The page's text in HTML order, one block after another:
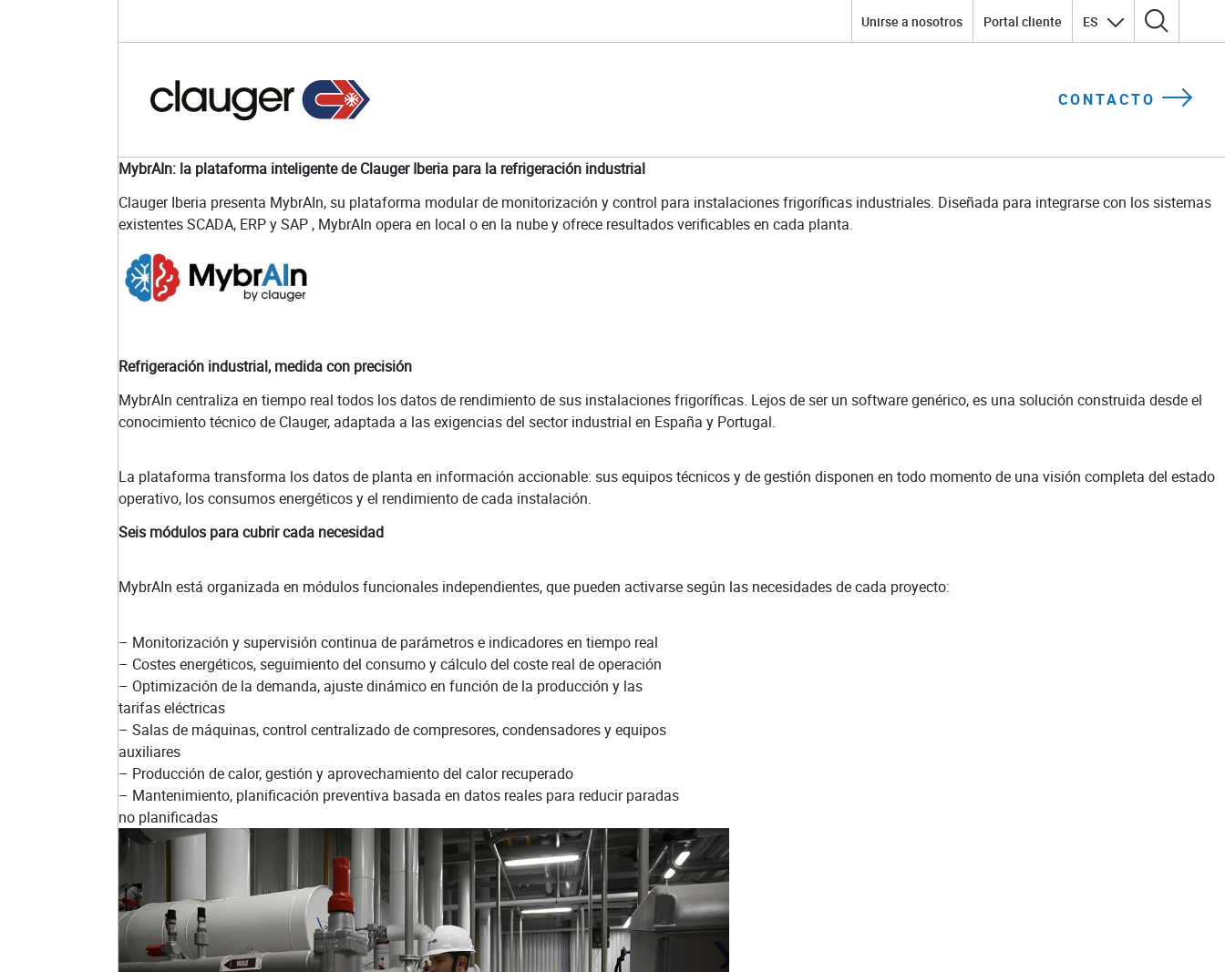
Unirse a nosotros Portal cliente ES Search for:
CONTACTO
MybrAIn: la plataforma inteligente de Clauger Iberia para la refrigeración industrial
Clauger Iberia presenta MybrAIn, su plataforma modular de monitorización y control para instalaciones frigoríficas industriales. Diseñada para integrarse con los sistemas
existentes SCADA, ERP y SAP , MybrAIn opera en local o en la nube y ofrece resultados verificables en cada planta.
Refrigeración industrial, medida con precisión
MybrAIn centraliza en tiempo real todos los datos de rendimiento de sus instalaciones frigoríficas. Lejos de ser un software genérico, es una solución construida desde el
conocimiento técnico de Clauger, adaptada a las exigencias del sector industrial en España y Portugal.
La plataforma transforma los datos de planta en información accionable: sus equipos técnicos y de gestión disponen en todo momento de una visión completa del estado
operativo, los consumos energéticos y el rendimiento de cada instalación.
Seis módulos para cubrir cada necesidad
MybrAIn está organizada en módulos funcionales independientes, que pueden activarse según las necesidades de cada proyecto:
– Monitorización y supervisión continua de parámetros e indicadores en tiempo real
– Costes energéticos, seguimiento del consumo y cálculo del coste real de operación
– Optimización de la demanda, ajuste dinámico en función de la producción y las
tarifas eléctricas
– Salas de máquinas, control centralizado de compresores, condensadores y equipos
auxiliares
– Producción de calor, gestión y aprovechamiento del calor recuperado
– Mantenimiento, planificación preventiva basada en datos reales para reducir paradas
no planificadas